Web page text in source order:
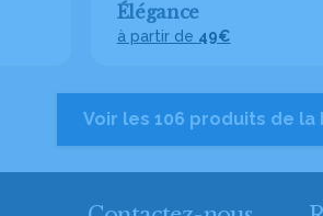
Élégance
à partir de 49€
Voir les 106 produits de la